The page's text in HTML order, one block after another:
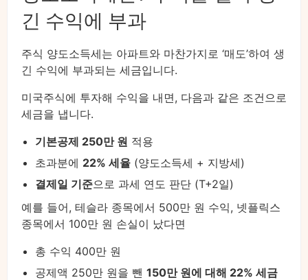
긴 수익에 부과
주식 양도소득세는 아파트와 마찬가지로 ‘매도’하여 생
긴 수익에 부과되는 세금입니다.
미국주식에 투자해 수익을 내면, 다음과 같은 조건으로
세금을 냅니다.
기본공제 250만 원 적용
초과분에 22% 세율 (양도소득세 + 지방세)
결제일 기준으로 과세 연도 판단 (T+2일)
예를 들어, 테슬라 종목에서 500만 원 수익, 넷플릭스
종목에서 100만 원 손실이 났다면
총 수익 400만 원
공제액 250만 원을 뺀 150만 원에 대해 22% 세금